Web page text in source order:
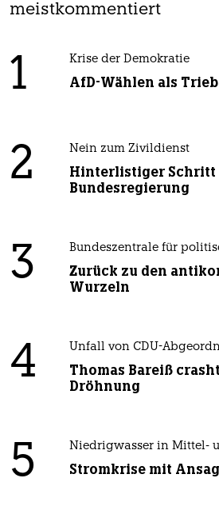
meistkommentiert
1 Krise der Demokratie
AfD-Wählen als
2 Nein zum Zivildienst
Hinterlistiger Schritt
Bundesregierung
3 Bundeszentrale für
Zurück zu den
Wurzeln
4 Unfall von CDU-
Thomas Bareiß
Dröhnung
5 Niedrigwasser in Mittel-
Stromkrise mit